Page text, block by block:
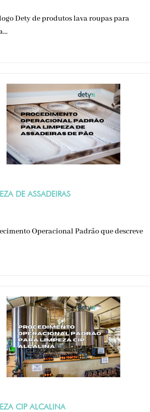
Dety de produtos lava roupas para
DE ASSADEIRAS
Operacional Padrão que descreve
CIP ALCALINA